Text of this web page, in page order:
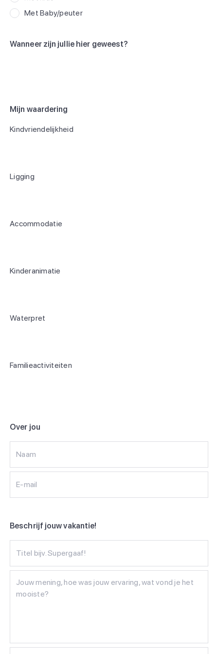
Met Baby/peuter
Wanneer zijn jullie hier geweest?
Mijn waardering
Kindvriendelijkheid
Ligging
Accommodatie
Kinderanimatie
Waterpret
Familieactiviteiten
Over jou
Naam
E-mail
Beschrijf jouw vakantie!
Titel bijv. Supergaaf!